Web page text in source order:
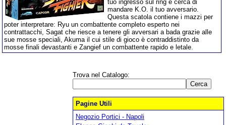
tuo ingresso sul ring e cerca di
mandare K.O. il tuo avversario.
Questa scatola contiene i mazzi per
poter interpretare: Ryu un combattente completo esperto nei
contrattacchi, Sagat che riesce a tenere gli avversari a bada grazie alle
sue mosse speciali, Akuma il cui stile di gioco è contraddistinto da
mosse finali devastanti e Zangief un combattente rapido e letale.
Trova nel Catalogo:
Pagine Utili
Negozio Portici - Napoli